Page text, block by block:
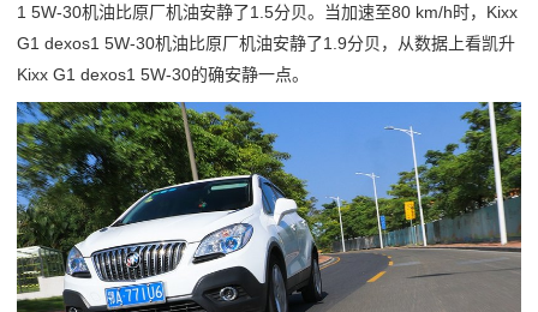
1 5W-30机油比原厂机油安静了1.5分贝。当加速至80 km/h时，Kixx
G1 dexos1 5W-30机油比原厂机油安静了1.9分贝，从数据上看凯升
Kixx G1 dexos1 5W-30的确安静一点。